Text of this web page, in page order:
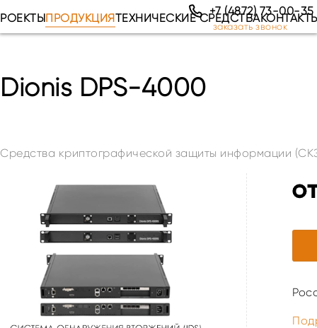
ПРОДУКЦИЯТЕХНИЧЕСКИЕ СРЕДСТВА+7 (4872) 73-00-35
заказать звонок
Dionis DPS-4000
Средства криптографической защиты информации